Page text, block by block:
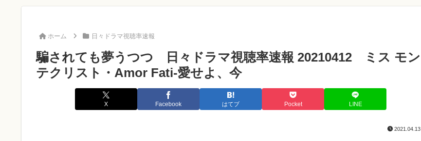
ホーム 日々ドラマ視聴率速報
騙されても夢うつつ 日々ドラマ視聴率速報 20210412 ミス モン
テクリスト・Amor Fati-愛せよ、今
X Facebook はてブ Pocket LINE
2021.04.13